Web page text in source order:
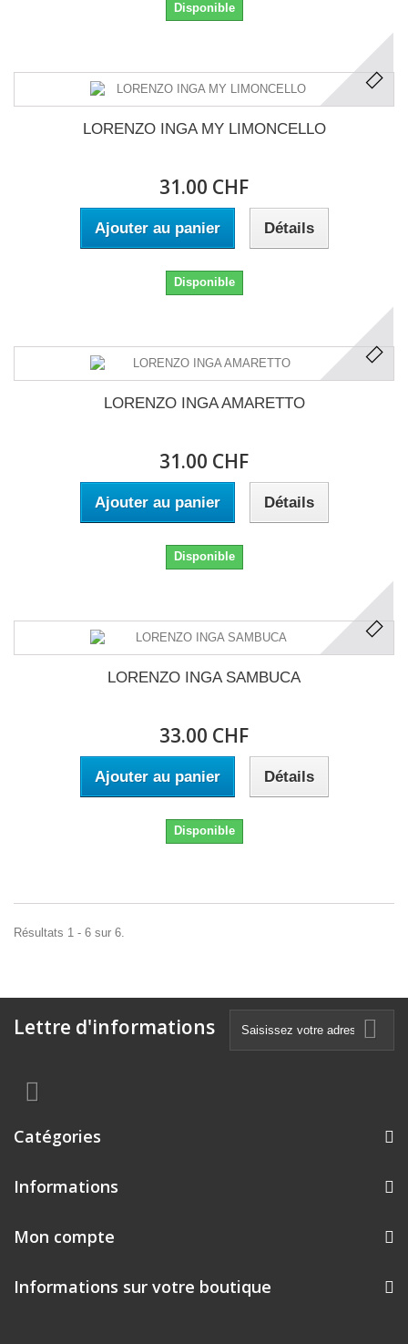
Disponible
LORENZO INGA MY LIMONCELLO
31.00 CHF
Ajouter au panier Détails
Disponible
LORENZO INGA AMARETTO
31.00 CHF
Ajouter au panier Détails
Disponible
LORENZO INGA SAMBUCA
33.00 CHF
Ajouter au panier Détails
Disponible
Résultats 1 - 6 sur 6.
Lettre d'informations
Catégories
Informations
Mon compte
Informations sur votre boutique